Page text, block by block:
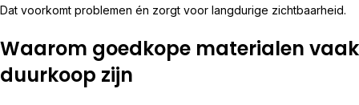
Dat voorkomt problemen én zorgt voor langdurige zichtbaarheid.
Waarom goedkope materialen vaak
duurkoop zijn